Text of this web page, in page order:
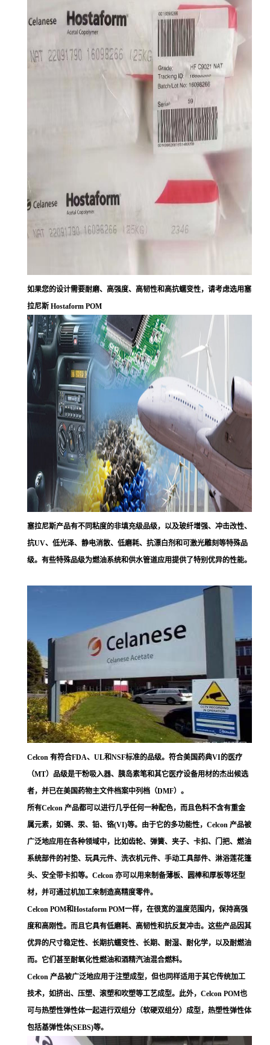
如果您的设计需要耐磨、高强度、高韧性和高抗蠕变性，请考虑选用塞
拉尼斯 Hostaform POM
塞拉尼斯产品有不同粘度的非填充级品级，以及玻纤增强、冲击改性、
抗UV、低光泽、静电消散、低磨耗、抗漂白剂和可激光雕刻等特殊品
级。有些特殊品级为燃油系统和供水管道应用提供了特别优异的性能。
Celcon 有符合FDA、UL和NSF标准的品级。符合美国药典VI的医疗
（MT）品级是干粉吸入器、胰岛素笔和其它医疗设备用材的杰出候选
者，并已在美国药物主文件档案中列档（DMF）。
所有Celcon 产品都可以进行几乎任何一种配色，而且色料不含有重金
属元素，如镉、汞、铅、铬(VI)等。由于它的多功能性，Celcon 产品被
广泛地应用在各种领域中，比如齿轮、弹簧、夹子、卡扣、门把、燃油
系统部件的衬垫、玩具元件、洗衣机元件、手动工具部件、淋浴莲花篷
头、安全带卡扣等。Celcon 亦可以用来制备薄板、圆棒和厚板等坯型
材，并可通过机加工来制造高精度零件。
Celcon POM和Hostaform POM一样，在很宽的温度范围内，保持高强
度和高刚性。而且它具有低磨耗、高韧性和抗反复冲击。这些产品因其
优异的尺寸稳定性、长期抗蠕变性、长期、耐湿、耐化学，以及耐燃油
而。它们甚至耐氧化性燃油和酒精汽油混合燃料。
Celcon 产品被广泛地应用于注塑成型，但也同样适用于其它传统加工
技术，如挤出、压塑、滚塑和吹塑等工艺成型。此外，Celcon POM也
可与热塑性弹性体一起进行双组分（软硬双组分）成型，热塑性弹性体
包括基弹性体(SEBS)等。